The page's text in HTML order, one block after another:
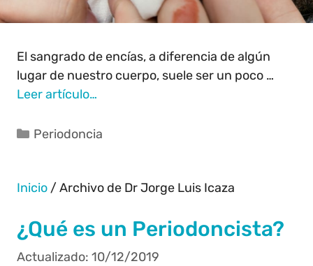
El sangrado de encías, a diferencia de algún
lugar de nuestro cuerpo, suele ser un poco …
Leer artículo…
Periodoncia
Inicio /Archivo de Dr Jorge Luis Icaza
¿Qué es un Periodoncista?
10/12/2019